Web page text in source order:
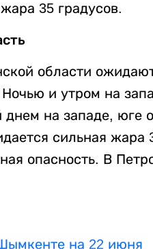
35 градусов.
области
и утром на
на западе, юге
сильная жара
опасность. В
на 22 июня